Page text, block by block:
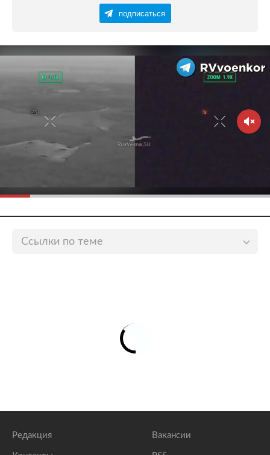
подписаться
Ссылки по теме
Названы самые высокооплачиваемые вакансии в
Редакция Вакансии